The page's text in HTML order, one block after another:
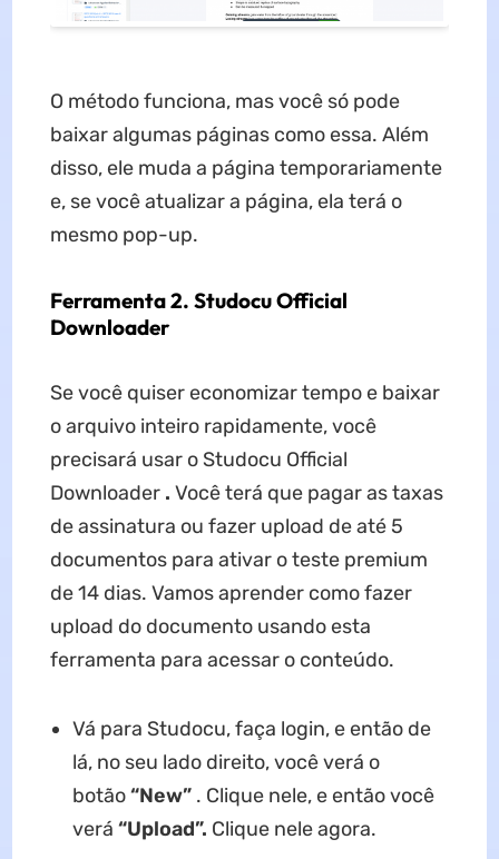
O método funciona, mas você só pode
baixar algumas páginas como essa. Além
disso, ele muda a página temporariamente
e, se você atualizar a página, ela terá o
mesmo pop-up.
Ferramenta 2. Studocu Official
Downloader
Se você quiser economizar tempo e baixar
o arquivo inteiro rapidamente, você
precisará usar o Studocu Official
Downloader . Você terá que pagar as taxas
de assinatura ou fazer upload de até 5
documentos para ativar o teste premium
de 14 dias. Vamos aprender como fazer
upload do documento usando esta
ferramenta para acessar o conteúdo.
Vá para Studocu, faça login, e então de
lá, no seu lado direito, você verá o
botão“New”. Clique nele, e então você
verá “Upload”. Clique nele agora.